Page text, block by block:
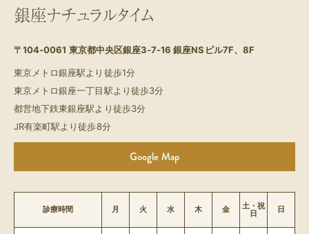
銀座ナチュラルタイム
〒104-0061 東京都中央区銀座3-7-16 銀座NSビル7F、8F
東京メトロ銀座駅より徒歩1分
東京メトロ銀座一丁目駅より徒歩3分
都営地下鉄東銀座駅より徒歩3分
JR有楽町駅より徒歩8分
Google Map
診療時間 月 火 水 木 金 土・祝
日 日